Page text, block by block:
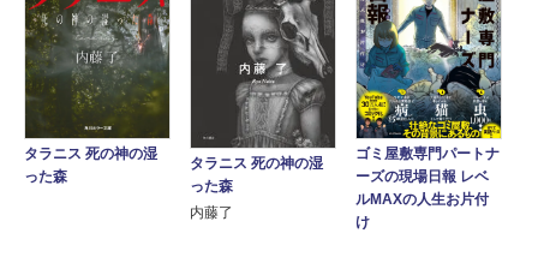
タラニス 死の神の湿
った森
タラニス 死の神の湿
った森
内藤了
ゴミ屋敷専門パートナ
ーズの現場日報 レベ
ルMAXの人生お片付
け